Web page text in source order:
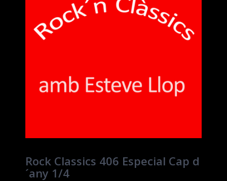
Rock Classics 406 Especial Cap d
´any 1/4